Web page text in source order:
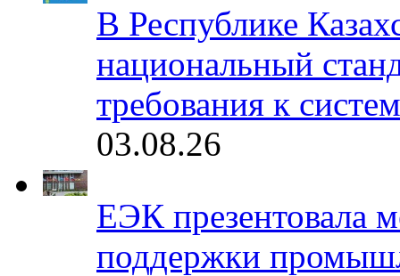
В Республике
национальный
требования к
03.08.26
ЕЭК презентовала
поддержки